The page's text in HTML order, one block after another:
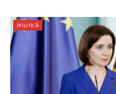
POLITICĂ